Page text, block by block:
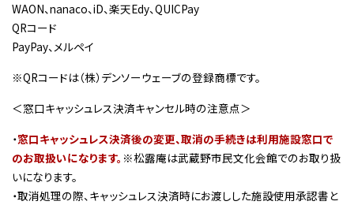
WAON、nanaco、iD、楽天Edy、QUICPay
QRコード
PayPay、メルペイ
※QRコードは（株）デンソーウェーブの登録商標です。
＜窓口キャッシュレス決済キャンセル時の注意点＞
・窓口キャッシュレス決済後の変更、取消の手続きは利用施設窓口で
のお取扱いになります。 ※松露庵は武蔵野市民文化会館でのお取り扱
いになります。
・取消処理の際、キャッシュレス決済時にお渡しした施設使用承認書と